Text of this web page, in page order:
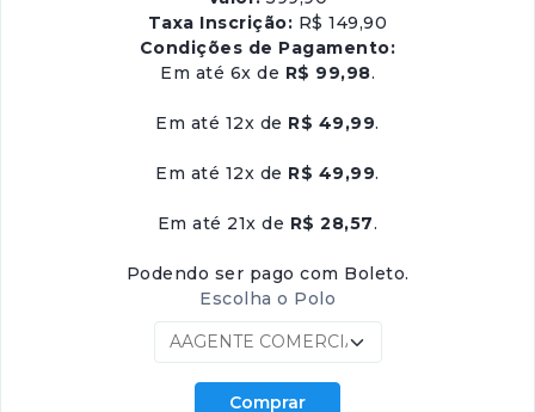
Taxa Inscrição: R$ 149,90
Condições de Pagamento:
Em até 6x de R$ 99,98.
Em até 12x de R$ 49,99.
Em até 12x de R$ 49,99.
Em até 21x de R$ 28,57.
Podendo ser pago com Boleto.
Escolha o Polo
Comprar